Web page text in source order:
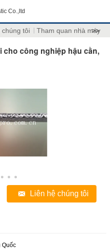
Co.,ltd
chúng tôi Tham quan nhà máy
>>
cho công nghiệp hậu cần,
Liên hệ chúng tôi
Quốc